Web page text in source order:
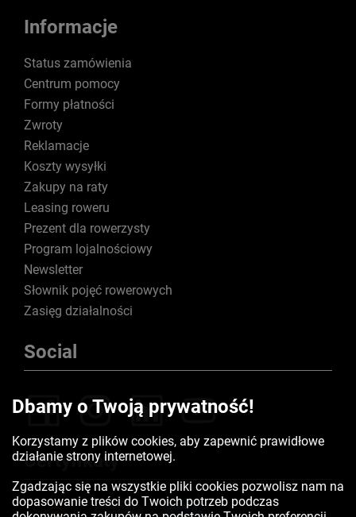
Informacje
Status zamówienia
Centrum pomocy
Formy płatności
Zwroty
Reklamacje
Koszty wysyłki
Zakupy na raty
Leasing roweru
Prezent dla rowerzysty
Program lojalnościowy
Newsletter
Słownik pojęć rowerowych
Zasięg działalności
Social
Certyfikaty
Dbamy o Twoją prywatność!
Korzystamy z plików cookies, aby zapewnić prawidłowe
działanie strony internetowej.
Zgadzając się na wszystkie pliki cookies pozwolisz nam na
dopasowanie treści do Twoich potrzeb podczas